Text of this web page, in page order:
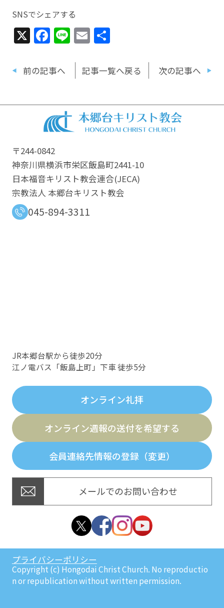
SNSでシェアする
X Facebook
LineEmail
共
前の記事へ 記事一覧へ戻る 次の記事へ
〒244-0842
神奈川県横浜市栄区飯島町2441-10
日本福音キリスト教会連合​(JECA)
宗教法人 本郷台キリスト教会
045-894-3311
JR本郷台駅から徒歩20分
江ノ電バス「飯島上町」下車 徒歩5分
オンライン礼拝
オンライン週報の送付を希望する
会員連絡先情報の登録（変更）
メールでのお問い合わせ
プライバシーポリシー
Copyright (c) Hongodai Christ Church. No reproductio
n or republication without written permission.